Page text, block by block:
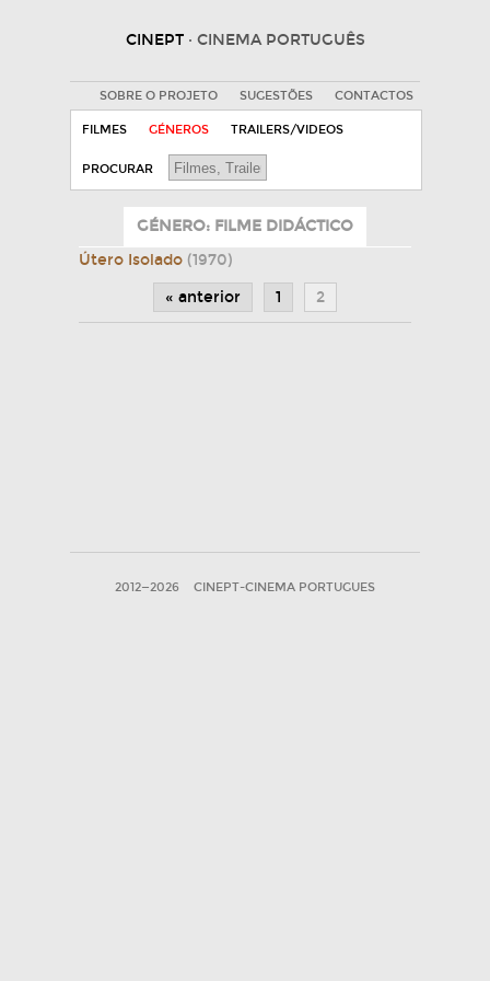
CINEPT · CINEMA PORTUGUÊS
SOBRE O PROJETO SUGESTÕES CONTACTOS
FILMES GÉNEROS TRAILERS/VIDEOS
PROCURAR
GÉNERO: FILME DIDÁCTICO
Útero Isolado (1970)
« anterior
1 2
2012—2026 CINEPT-CINEMA PORTUGUES